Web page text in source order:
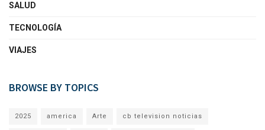
SALUD
TECNOLOGÍA
VIAJES
BROWSE BY TOPICS
2025 america Arte cb television noticias